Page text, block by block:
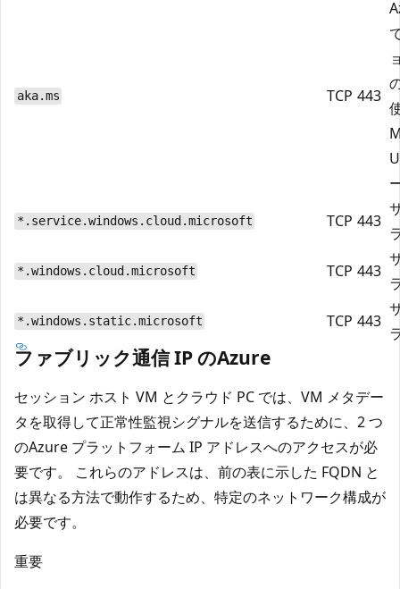
aka.ms TCP 443
*.service.windows.cloud.microsoft TCP 443
*.windows.cloud.microsoft TCP 443
*.windows.static.microsoft TCP 443
ファブリック通信 IP のAzure
セッション ホスト VM とクラウド PC では、VM メタデー
タを取得して正常性監視シグナルを送信するために、2 つ
のAzure プラットフォーム IP アドレスへのアクセスが必
要です。 これらのアドレスは、前の表に示した FQDN と
は異なる方法で動作するため、特定のネットワーク構成が
必要です。
重要